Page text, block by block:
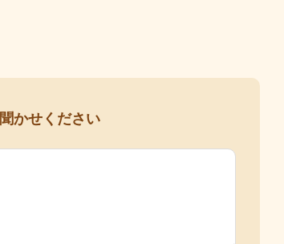
かせください